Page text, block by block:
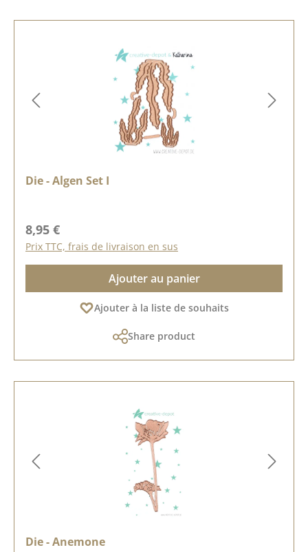
Die - Algen Set I
Prix régulier :
8,95 €
Prix TTC, frais de livraison en sus
Ajouter au panier
Ajouter à la liste de souhaits
Share product
Die - Anemone